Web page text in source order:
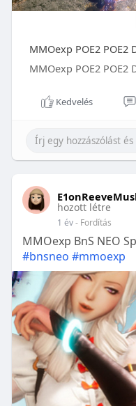
MMOexp POE2
MMOexp POE2
Kedvelés
hozott létre
1 év- Fordítás
MMOexp BnS NEO
#bnsneo #mmoexp